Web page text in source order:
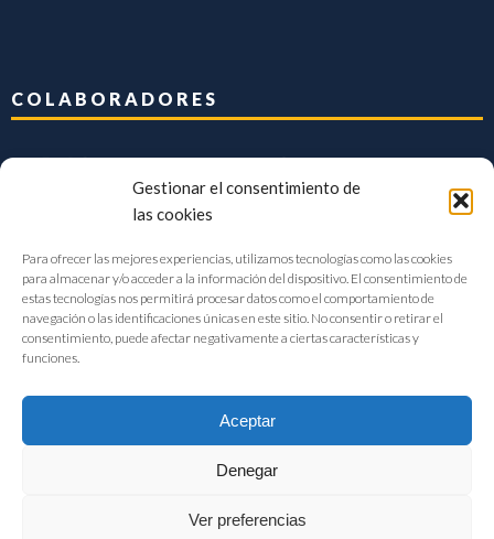
Gestionar el consentimiento de
las cookies
Para ofrecer las mejores experiencias, utilizamos tecnologías como las cookies
para almacenar y/o acceder a la información del dispositivo. El consentimiento de
estas tecnologías nos permitirá procesar datos como el comportamiento de
navegación o las identificaciones únicas en este sitio. No consentir o retirar el
consentimiento, puede afectar negativamente a ciertas características y
funciones.
Aceptar
Denegar
Ver preferencias
COLABORADORES
FIAB Federación Española de Industrias de la Alimentación y Bebidas